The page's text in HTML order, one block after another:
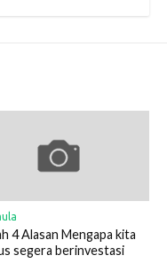
4 Alasan Mengapa kita
segera berinvestasi